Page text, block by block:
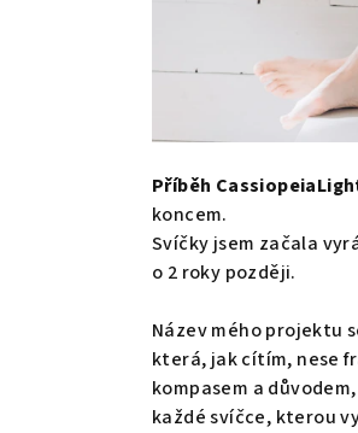
Příběh
koncem.
Svíčky jsem začala
o 2 roky později.
Název mého projektu
která, jak cítím, nese
kompasem a
každé svíčce, kterou